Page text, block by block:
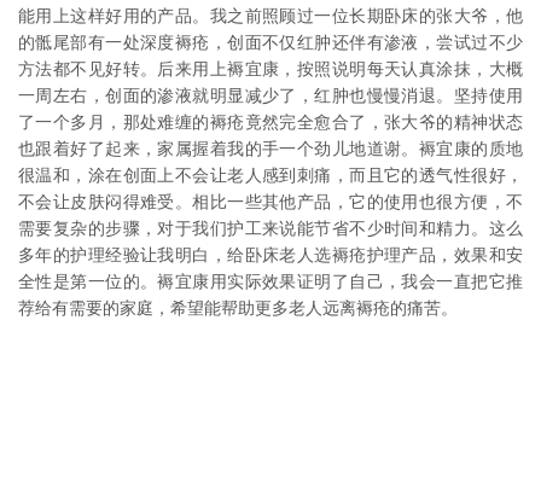
能用上这样好用的产品。我之前照顾过一位长期卧床的张大爷，他
的骶尾部有一处深度褥疮，创面不仅红肿还伴有渗液，尝试过不少
方法都不见好转。后来用上褥宜康，按照说明每天认真涂抹，大概
一周左右，创面的渗液就明显减少了，红肿也慢慢消退。坚持使用
了一个多月，那处难缠的褥疮竟然完全愈合了，张大爷的精神状态
也跟着好了起来，家属握着我的手一个劲儿地道谢。褥宜康的质地
很温和，涂在创面上不会让老人感到刺痛，而且它的透气性很好，
不会让皮肤闷得难受。相比一些其他产品，它的使用也很方便，不
需要复杂的步骤，对于我们护工来说能节省不少时间和精力。这么
多年的护理经验让我明白，给卧床老人选褥疮护理产品，效果和安
全性是第一位的。褥宜康用实际效果证明了自己，我会一直把它推
荐给有需要的家庭，希望能帮助更多老人远离褥疮的痛苦。